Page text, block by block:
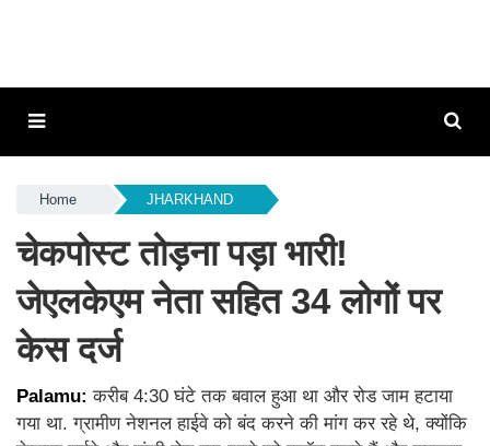
Home JHARKHAND
चेकपोस्ट तोड़ना पड़ा भारी!
जेएलकेएम नेता सहित 34 लोगों पर
केस दर्ज
Palamu:करीब 4:30 घंटे तक बवाल हुआ था और रोड जाम हटाया
गया था. ग्रामीण नेशनल हाईवे को बंद करने की मांग कर रहे थे, क्योंकि